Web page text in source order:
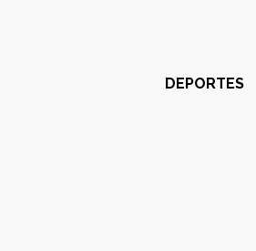
DEPORTES